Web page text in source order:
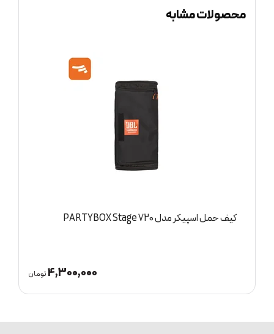
محصولات مشابه
کیف حمل اسپیکر مدل PARTYBOX Stage 320
4,000,000